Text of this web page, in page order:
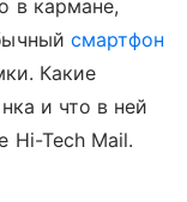
в кармане,
смартфон
Какие
и что в ней
Hi-Tech Mail.